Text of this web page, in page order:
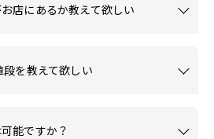
店にあるか教えて欲しい
を教えて欲しい
能ですか？